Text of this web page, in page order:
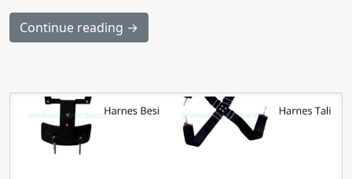
Continue reading →